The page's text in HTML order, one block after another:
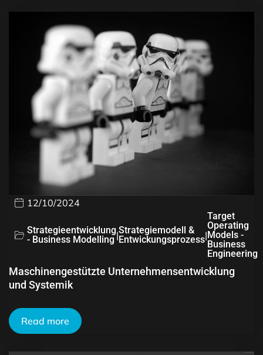
12/10/2024
Strategieentwicklung
- Business Modelling |Strategiemodell &
Entwickungsprozess|
Target
Operating
Models -
Business
Engineering
Maschinengestützte Unternehmensentwicklung
und Systemik
Read more